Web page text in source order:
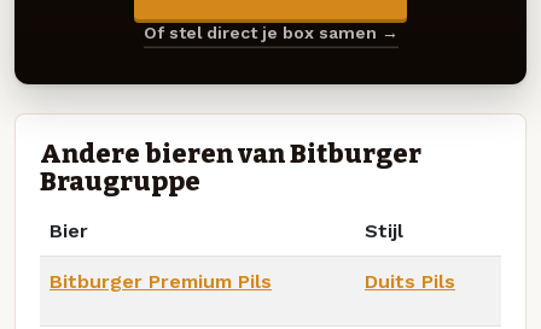
Of stel direct je box samen →
Andere bieren van Bitburger
Braugruppe
Bier Stijl
Bitburger Premium Pils Duits Pils